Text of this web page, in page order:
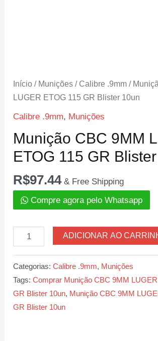
Início / Munições / Calibre .9mm /
LUGER ETOG 115 GR Blister 10un
Calibre .9mm, Munições
Munição CBC 9MM
ETOG 115 GR
R$97.44 & Free Shipping
Compre agora pelo Whatsapp
Munição
CBC
LUGER
ETOG
ADICIONAR AO
Categorias:Calibre .9mm, Munições
Tags:Comprar Munição CBC 9MM
GR Blister 10un, Munição CBC 9MM
GR Blister 10un